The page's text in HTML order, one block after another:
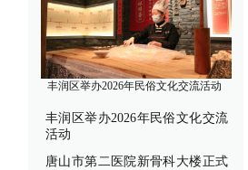
丰润区举办2026年民俗文化交流活动
丰润区举办2026年民俗文化交流
活动
唐山市第二医院新骨科大楼正式